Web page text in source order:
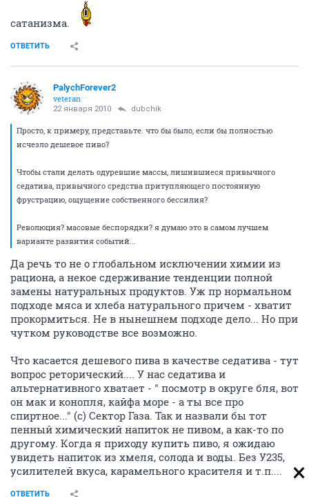
сатанизма.
ОТВЕТИТЬ
PalychForever2
veteran
22 января 2010 dubchik
Просто, к примеру, представьте. что бы было, если бы полностью
исчезло дешевое пиво?
Чтобы стали делать одуревшие массы, лишившиеся привычного
седатива, привычного средства притупляющего постоянную
фрустрацию, ощущение собственного бессилия?
Революция? масовые беспорядки? я думаю это в самом лучшем
варианте развития событий...
Да речь то не о глобальном исключении химии из
рациона, а некое сдерживание тенденции полной
замены натуральных продуктов. Уж пр нормальном
подходе мяса и хлеба натурального причем - хватит
прокормиться. Не в нынешнем подходе дело... Но при
чутком руководстве все возможно.
Что касается дешевого пива в качестве седатива - тут
вопрос реторический.... У нас седатива и
альтернативного хватает - " посмотр в округе бля, вот
он мак и конопля, кайфа море - а ты все про
спиртное..." (с) Сектор Газа. Так и назвали бы тот
пенный химический напиток не пивом, а как-то по
другому. Когда я приходу купить пиво, я ожидаю
увидеть напиток из хмеля, солода и воды. Без У235,
усилителей вкуса, карамельного красителя и т.п....
ОТВЕТИТЬ